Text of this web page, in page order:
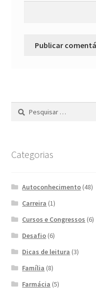
Pesquisar
Categorias
Autoconhecimento (48)
Carreira (1)
Cursos e Congressos (6)
Desafio (6)
Dicas de leitura (3)
Família (8)
Farmácia (5)